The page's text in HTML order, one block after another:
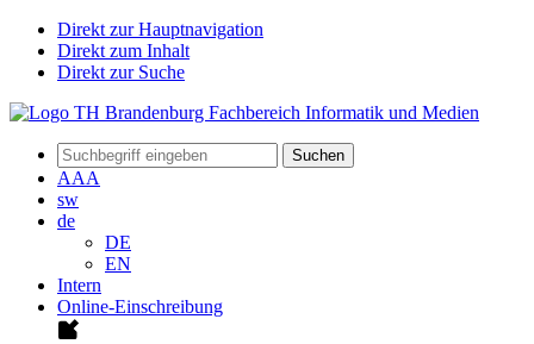
Direkt zur Hauptnavigation
Direkt zum Inhalt
Direkt zur Suche
Suchen
AAA
sw
de
DE
EN
Intern
Online-Einschreibung